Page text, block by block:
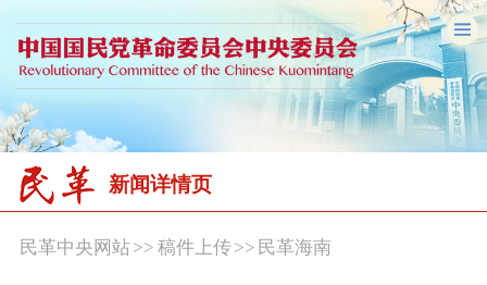
新闻详情页
民革中央网站>> 稿件上传 >> 民革海南